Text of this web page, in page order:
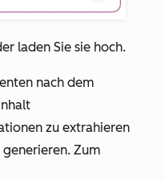
laden Sie sie hoch.
nach dem
zu extrahieren
Zum